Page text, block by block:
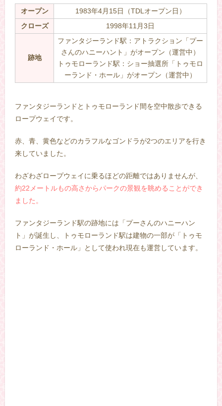
オープン
1983年4月15日（TDLオープン日）
クローズ
1998年11月3日
跡地
ファンタジーランド駅：アトラクション「プー
さんのハニーハント」がオープン（運営中）
トゥモローランド駅：ショー抽選所「トゥモロ
ーランド・ホール」がオープン（運営中）
ファンタジーランドとトゥモローランド間を空中散歩できる
ロープウェイです。
赤、青、黄色などのカラフルなゴンドラが2つのエリアを行き
来していました。
わざわざロープウェイに乗るほどの距離ではありませんが、
約22メートルもの高さからパークの景観を眺めることができ
ました。
ファンタジーランド駅の跡地には「プーさんのハニーハン
ト」が誕生し、トゥモローランド駅は建物の一部が「トゥモ
ローランド・ホール」として使われ現在も運営しています。